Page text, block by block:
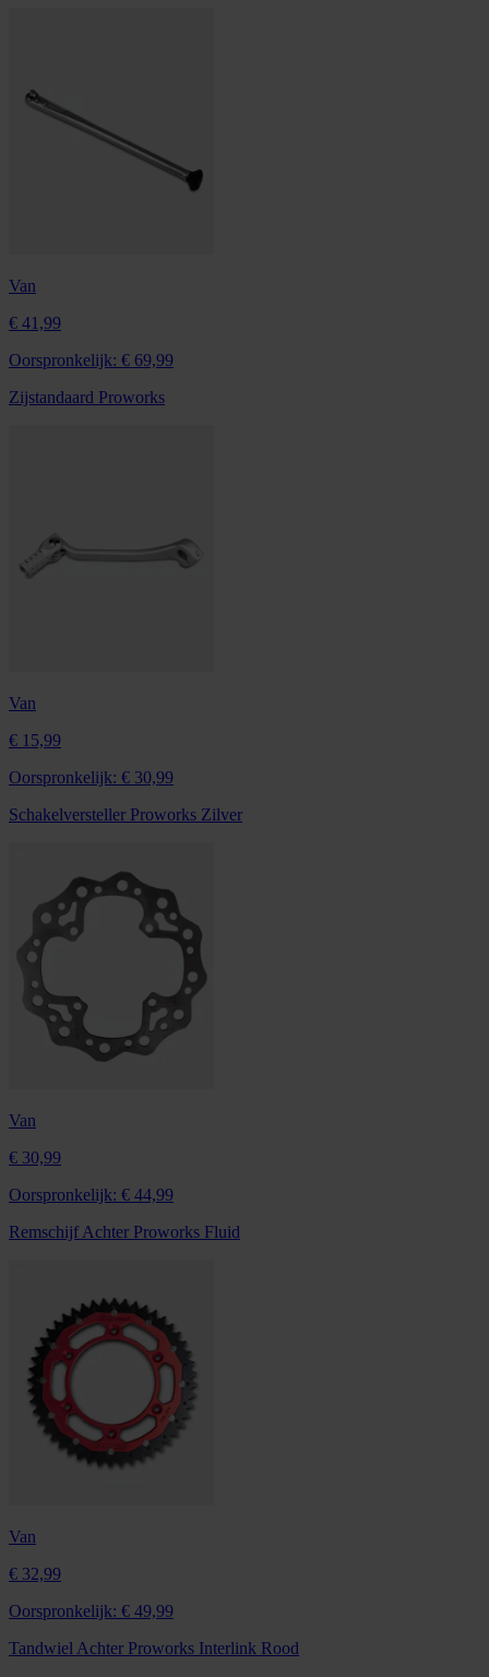
Van
€ 41,99
Oorspronkelijk: € 69,99
Zijstandaard Proworks
Van
€ 15,99
Oorspronkelijk: € 30,99
Schakelversteller Proworks Zilver
Van
€ 30,99
Oorspronkelijk: € 44,99
Remschijf Achter Proworks Fluid
Van
€ 32,99
Oorspronkelijk: € 49,99
Tandwiel Achter Proworks Interlink Rood